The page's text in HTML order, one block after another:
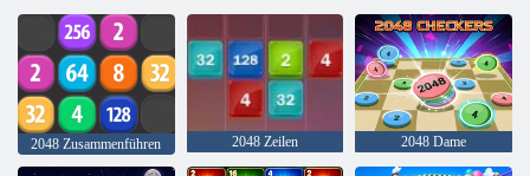
2048 Zusammenführen 2048 Zeilen 2048 Dame